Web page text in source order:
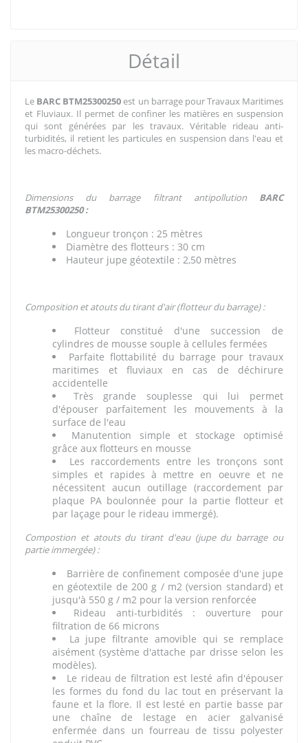
Détail
Le BARC BTM25300250est un barrage pour Travaux Maritimes
et Fluviaux. Il permet de confiner les matières en suspension
qui sont générées par les travaux. Véritable rideau anti-
turbidités, il retient les particules en suspension dans l'eau et
les macro-déchets.
Dimensions du barrage filtrant antipollution BARC
BTM25300250 :
Longueur tronçon : 25 mètres
Diamètre des flotteurs : 30 cm
Hauteur jupe géotextile : 2,50 mètres
Composition et atouts du tirant d'air (flotteur du barrage) :
Flotteur constitué d'une succession de
cylindres de mousse souple à cellules fermées
Parfaite flottabilité du barrage pour travaux
maritimes et fluviaux en cas de déchirure
accidentelle
Très grande souplesse qui lui permet
d'épouser parfaitement les mouvements à la
surface de l'eau
Manutention simple et stockage optimisé
grâce aux flotteurs en mousse
Les raccordements entre les tronçons sont
simples et rapides à mettre en oeuvre et ne
nécessitent aucun outillage (raccordement par
plaque PA boulonnée pour la partie flotteur et
par laçage pour le rideau immergé).
Compostion et atouts du tirant d'eau (jupe du barrage ou
partie immergée) :
Barrière de confinement composée d'une jupe
en géotextile de 200 g / m2 (version standard) et
jusqu'à 550 g / m2 pour la version renforcée
Rideau anti-turbidités : ouverture pour
filtration de 66 microns
La jupe filtrante amovible qui se remplace
aisément (système d'attache par drisse selon les
modèles).
Le rideau de filtration est lesté afin d'épouser
les formes du fond du lac tout en préservant la
faune et la flore. Il est lesté en partie basse par
une chaîne de lestage en acier galvanisé
enfermée dans un fourreau de tissu polyester